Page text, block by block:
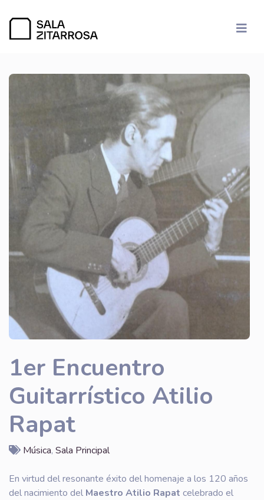
1er Encuentro
Guitarrístico Atilio
Rapat
Música, Sala Principal
En virtud del resonante éxito del homenaje a los 120 años
del nacimiento del Maestro Atilio Rapat celebrado el